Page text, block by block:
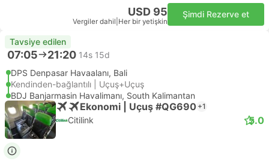
USD 95
Vergiler dahil Her bir yetişkin
Şimdi Rezerve et
Tavsiye edilen
07:05 21:20 14s 15d
DPS Denpasar Havaalanı, Bali
Kendinden-bağlantılı | Uçuş+Uçuş
BDJ Banjarmasin Havalimanı, South Kalimantan
Ekonomi | Uçuş #QG690 +1
Citilink 5.0